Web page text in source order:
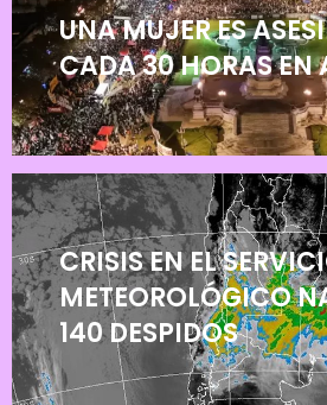
UNA MUJER ES
CADA 30 HORAS EN
CRISIS EN EL
METEOROLÓGICO
140 DESPIDOS